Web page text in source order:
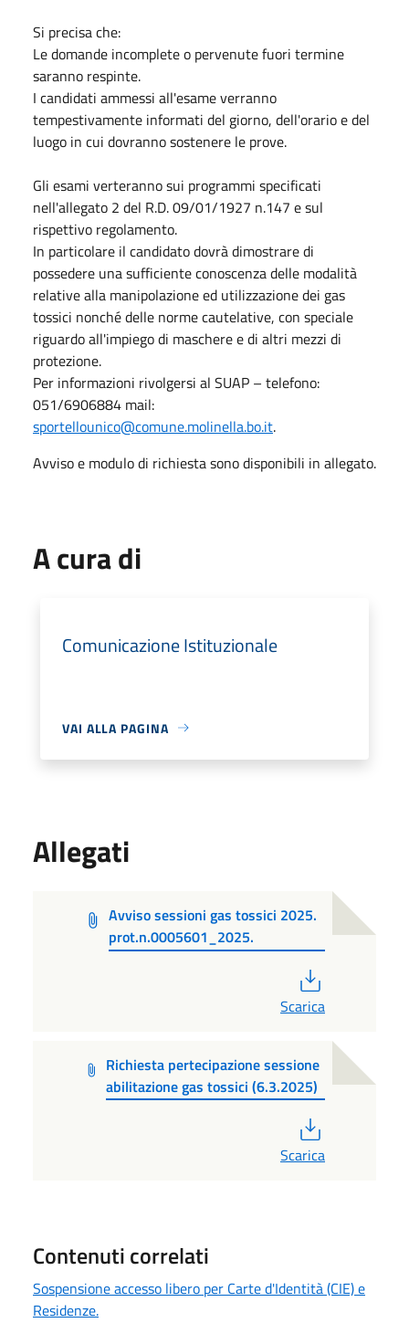
Si precisa che:
Le domande incomplete o pervenute fuori termine
saranno respinte.
I candidati ammessi all'esame verranno
tempestivamente informati del giorno, dell'orario e del
luogo in cui dovranno sostenere le prove.
Gli esami verteranno sui programmi specificati
nell'allegato 2 del R.D. 09/01/1927 n.147 e sul
rispettivo regolamento.
In particolare il candidato dovrà dimostrare di
possedere una sufficiente conoscenza delle modalità
relative alla manipolazione ed utilizzazione dei gas
tossici nonché delle norme cautelative, con speciale
riguardo all'impiego di maschere e di altri mezzi di
protezione.
Per informazioni rivolgersi al SUAP – telefono:
051/6906884 mail:
sportellounico@comune.molinella.bo.it.
Avviso e modulo di richiesta sono disponibili in allegato.
A cura di
Comunicazione Istituzionale
VAI ALLA PAGINA
Allegati
Avviso sessioni gas tossici 2025.
prot.n.0005601_2025.
Scarica
Richiesta pertecipazione sessione
abilitazione gas tossici (6.3.2025)
Scarica
Contenuti correlati
Sospensione accesso libero per Carte d'Identità (CIE) e
Residenze.